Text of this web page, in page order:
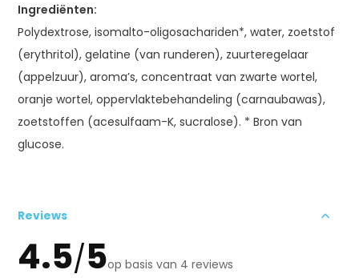
Ingrediënten:
Polydextrose, isomalto-oligosachariden*, water, zoetstof
(erythritol), gelatine (van runderen), zuurteregelaar
(appelzuur), aroma’s, concentraat van zwarte wortel,
oranje wortel, oppervlaktebehandeling (carnaubawas),
zoetstoffen (acesulfaam-K, sucralose). * Bron van
glucose.
Reviews
4.5/5op basis van 4 reviews